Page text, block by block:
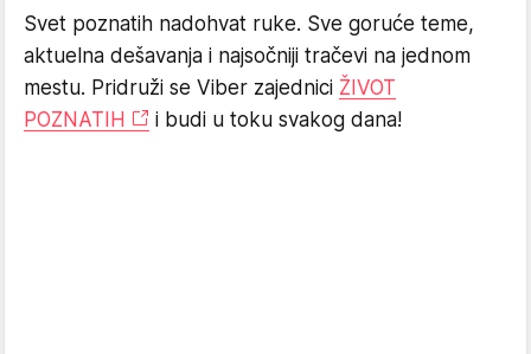
Svet poznatih nadohvat ruke. Sve goruće teme,
aktuelna dešavanja i najsočniji tračevi na jednom
mestu. Pridruži se Viber zajednici ŽIVOT
POZNATIH
i budi u toku svakog dana!